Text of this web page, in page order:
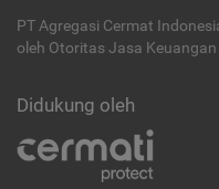
PT Agregasi Cermat
oleh Otoritas Jasa
Didukung oleh